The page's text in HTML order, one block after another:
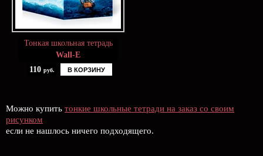
Тонкая школьная тетрадь
Wall-E
110 руб. В КОРЗИНУ
Можно купить тонкие школьные тетради на заказ со своим
рисунком
если не нашлось ничего подходящего.